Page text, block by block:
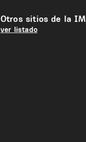
Otros sitios de la IM
ver listado